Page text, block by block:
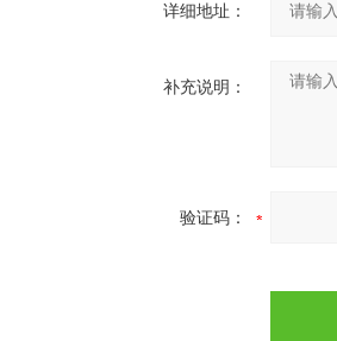
详细地址：
补充说明：
验证码：